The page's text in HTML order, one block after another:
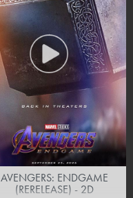
AVENGERS: ENDGAME
(RERELEASE) - 2D